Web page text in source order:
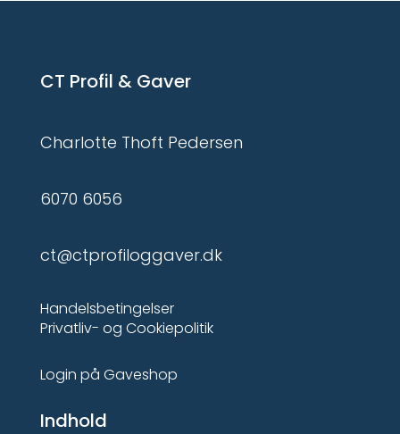
CT Profil & Gaver
Charlotte Thoft Pedersen
6070 6056
ct@ctprofiloggaver.dk
Handelsbetingelser
Privatliv- og Cookiepolitik
Login på Gaveshop
Indhold